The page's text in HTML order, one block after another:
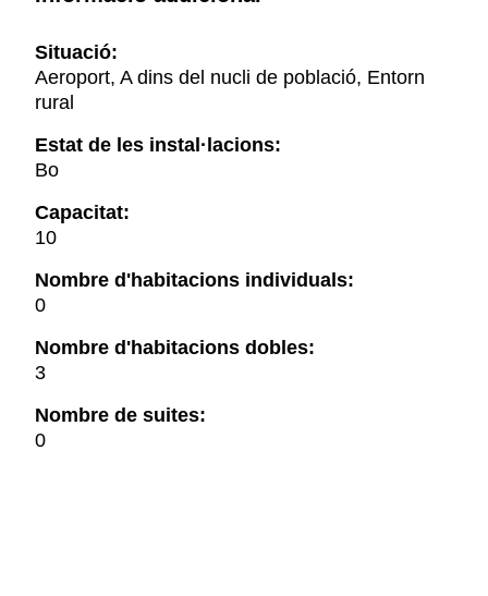
Situació:
Aeroport, A dins del nucli de població, Entorn
rural
Estat de les instal·lacions:
Bo
Capacitat:
10
Nombre d'habitacions individuals:
0
Nombre d'habitacions dobles:
3
Nombre de suites:
0